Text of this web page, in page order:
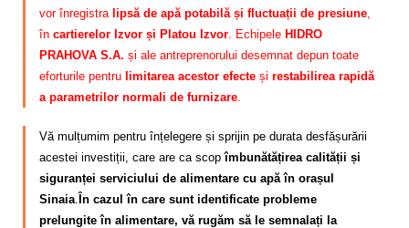
vor înregistra lipsă de apă potabilă și fluctuații de presiune
în cartierelor Izvor și Platou Izvor . Echipele HIDRO
PRAHOVA S.A. și ale antreprenorului desemnat depun toate
eforturile pentru limitarea acestor efecte și restabilirea rapidă
a parametrilor normali de furnizare
Vă mulțumim pentru înțelegere și sprijin pe durata desfășurării
acestei investiții, care are ca scopîmbunătățirea calității și
siguranței serviciului de alimentare cu apă în orașul
Sinaia În cazul în care sunt identificate probleme
prelungite în alimentare, vă rugăm să le semnalați la